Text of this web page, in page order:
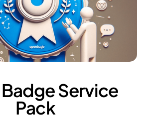
Service
Pack